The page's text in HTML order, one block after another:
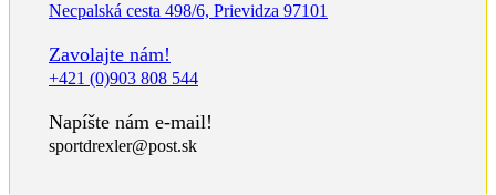
Necpalská cesta 498/6, Prievidza 97101
Zavolajte nám!
+421 (0)903 808 544
Napíšte nám e-mail!
sportdrexler@post.sk